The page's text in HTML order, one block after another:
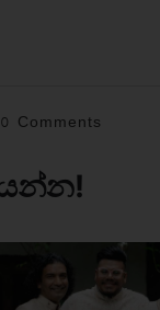
0 Comments